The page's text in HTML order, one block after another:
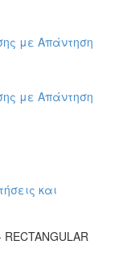
με Απάντηση
με Απάντηση
και